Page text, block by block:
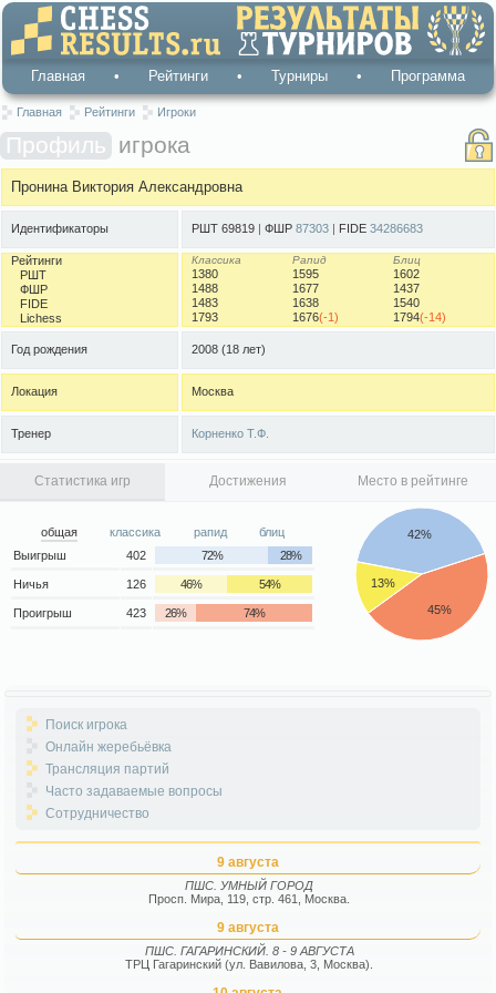
Главная • Рейтинги • Турниры • Программа
Главная Рейтинги Игроки
Профиль игрока
Пронина Виктория Александровна
Идентификаторы РШТ 69819 ФШР 87303 FIDE 34286683
Рейтинги
РШТ
ФШР
FIDE
Lichess
Классика Рапид Блиц
1380 1595
1602
1488
1677
1437
1483
1638
1540
1793
1676(-1) 1794(-14)
Год рождения 2008 (18 лет)
Локация Москва
Тренер Корненко Т.Ф.
Статистика игр Достижения Место в рейтинге
общая классика рапид
блиц
Выигрыш
402 72% 28%
Ничья 126 46% 54%
Проигрыш 423 26% 74%
13%
42%
45%
Поиск игрока
Онлайн жеребьёвка
Трансляция партий
Часто задаваемые вопросы
Сотрудничество
9 августа
ПШС. УМНЫЙ ГОРОД
Просп. Мира, 119, стр. 461, Москва.
9 августа
ПШС. ГАГАРИНСКИЙ. 8 - 9 АВГУСТА
ТРЦ Гагаринский (ул. Вавилова, 3, Москва).